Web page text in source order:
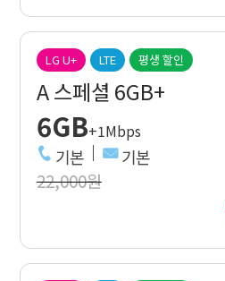
LG U+ LTE 평생 할인
A 스페셜 6GB+
6GB+1Mbps
기본 기본
22,000원